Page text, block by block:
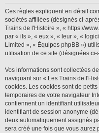
Ces règles expliquent en détail
sociétés affiliées (désignés ci-
Trains de l'Histoire », « https://
par « ils », « eux », « leur », «
Limited », « Équipes phpBB »)
utilisation de ce site (désignées
Vos informations sont collectées
naviguant sur « Les Trains de
cookies. Les cookies sont de
temporaires de votre navigateur
contiennent un identifiant
identifiant de session anonyme
deux automatiquement assignés
sera créé une fois que vous aurez